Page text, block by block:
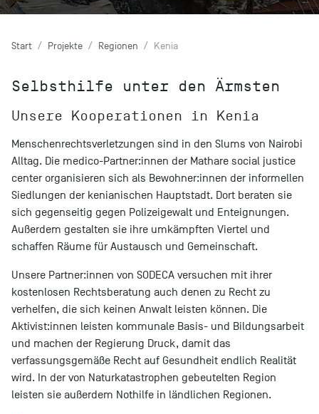
Start Projekte Regionen Kenia
Selbsthilfe unter den Ärmsten
Unsere Kooperationen in Kenia
Menschenrechtsverletzungen sind in den Slums von Nairobi
Alltag. Die medico-Partner:innen der Mathare social justice
center organisieren sich als Bewohner:innen der informellen
Siedlungen der kenianischen Hauptstadt. Dort beraten sie
sich gegenseitig gegen Polizeigewalt und Enteignungen.
Außerdem gestalten sie ihre umkämpften Viertel und
schaffen Räume für Austausch und Gemeinschaft.
Unsere Partner:innen von SODECA versuchen mit ihrer
kostenlosen Rechtsberatung auch denen zu Recht zu
verhelfen, die sich keinen Anwalt leisten können. Die
Aktivist:innen leisten kommunale Basis- und Bildungsarbeit
und machen der Regierung Druck, damit das
verfassungsgemäße Recht auf Gesundheit endlich Realität
wird. In der von Naturkatastrophen gebeutelten Region
leisten sie außerdem Nothilfe in ländlichen Regionen.